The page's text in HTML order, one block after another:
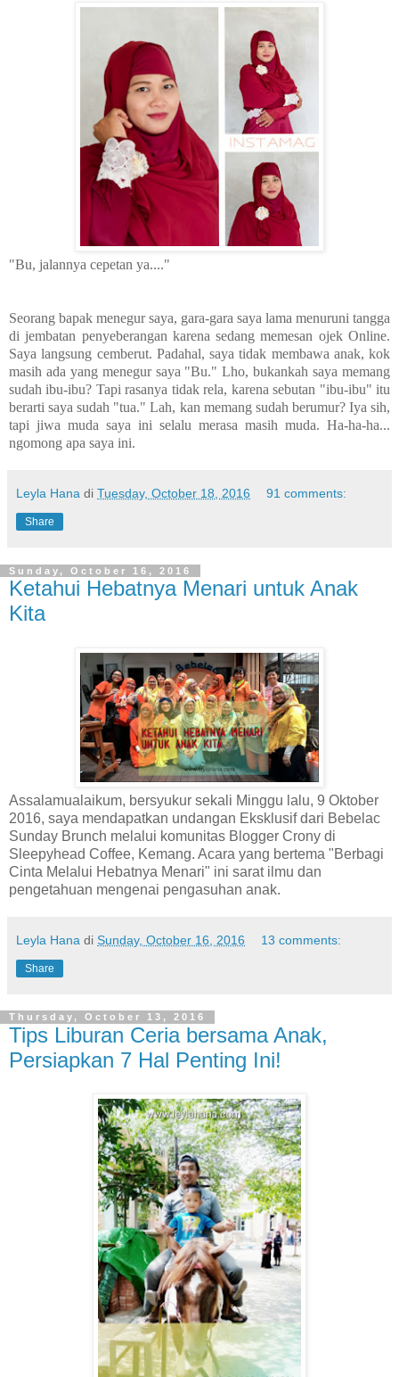
"Bu, jalannya cepetan ya...."
Seorang bapak menegur saya, gara-gara saya lama menuruni tangga
di jembatan penyeberangan karena sedang memesan ojek Online.
Saya langsung cemberut. Padahal, saya tidak membawa anak, kok
masih ada yang menegur saya "Bu." Lho, bukankah saya memang
sudah ibu-ibu? Tapi rasanya tidak rela, karena sebutan "ibu-ibu" itu
berarti saya sudah "tua." Lah, kan memang sudah berumur? Iya sih,
tapi jiwa muda saya ini selalu merasa masih muda. Ha-ha-ha...
ngomong apa saya ini.
Leyla Hana di Tuesday, October 18, 2016 91 comments:
Share
Sunday, October 16, 2016
Ketahui Hebatnya Menari untuk Anak
Kita
Assalamualaikum, bersyukur sekali Minggu lalu, 9 Oktober
2016, saya mendapatkan undangan Eksklusif dari Bebelac
Sunday Brunch melalui komunitas Blogger Crony di
Sleepyhead Coffee, Kemang. Acara yang bertema "Berbagi
Cinta Melalui Hebatnya Menari" ini sarat ilmu dan
pengetahuan mengenai pengasuhan anak.
Leyla Hana di Sunday, October 16, 2016 13 comments:
Share
Thursday, October 13, 2016
Tips Liburan Ceria bersama Anak,
Persiapkan 7 Hal Penting Ini!